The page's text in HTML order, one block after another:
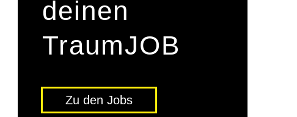
deinen
Traum­JOB
Zu den Jobs